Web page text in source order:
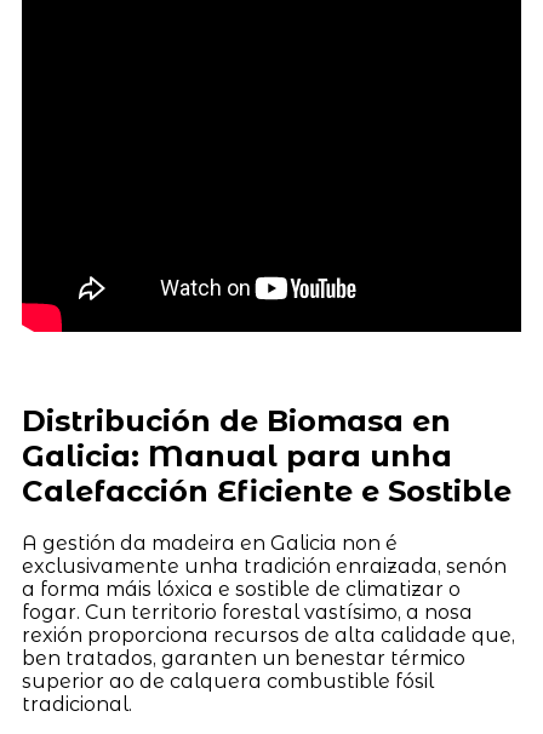
Distribución de Biomasa en
Galicia: Manual para unha
Calefacción Eficiente e Sostible
A gestión da madeira en Galicia non é
exclusivamente unha tradición enraizada, senón
a forma máis lóxica e sostible de climatizar o
fogar. Cun territorio forestal vastísimo, a nosa
rexión proporciona recursos de alta calidade que,
ben tratados, garanten un benestar térmico
superior ao de calquera combustible fósil
tradicional.